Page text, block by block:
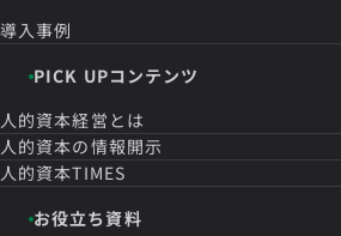
導入事例
PICK UPコンテンツ
人的資本経営とは
人的資本の情報開示
人的資本TIMES
お役立ち資料